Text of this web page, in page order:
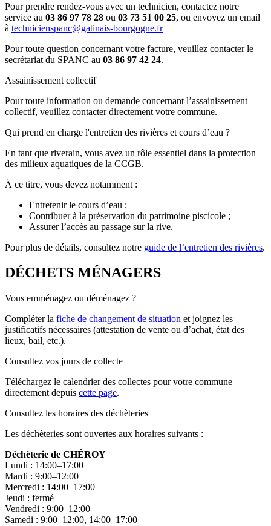
Pour prendre rendez-vous avec un technicien, contactez notre
service au 03 86 97 78 28 ou 03 73 51 00 25, ou envoyez un email
à technicienspanc@gatinais-bourgogne.fr
Pour toute question concernant votre facture, veuillez contacter le
secrétariat du SPANC au 03 86 97 42 24.
Assainissement collectif
Pour toute information ou demande concernant l’assainissement
collectif, veuillez contacter directement votre commune.
Qui prend en charge l'entretien des rivières et cours d’eau ?
En tant que riverain, vous avez un rôle essentiel dans la protection
des milieux aquatiques de la CCGB.
À ce titre, vous devez notamment :
Entretenir le cours d’eau ;
Contribuer à la préservation du patrimoine piscicole ;
Assurer l’accès au passage sur la rive.
Pour plus de détails, consultez notre guide de l’entretien des rivières.
DÉCHETS MÉNAGERS
Vous emménagez ou déménagez ?
Compléter la fiche de changement de situation et joignez les
justificatifs nécessaires (attestation de vente ou d’achat, état des
lieux, bail, etc.).
Consultez vos jours de collecte
Téléchargez le calendrier des collectes pour votre commune
directement depuis cette page.
Consultez les horaires des déchèteries
Les déchèteries sont ouvertes aux horaires suivants :
Déchèterie de CHÉROY
Lundi : 14:00–17:00
Mardi : 9:00–12:00
Mercredi : 14:00–17:00
Jeudi : fermé
Vendredi : 9:00–12:00
Samedi : 9:00–12:00, 14:00–17:00